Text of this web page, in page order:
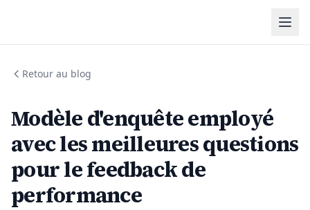
Retour au blog
Modèle d'enquête employé
avec les meilleures questions
pour le feedback de
performance